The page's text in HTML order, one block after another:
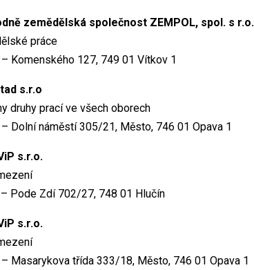
zemědělská společnost ZEMPOL, spol. s r.o.
práce
Komenského 127, 749 01 Vítkov 1
s.r.o
druhy prací ve všech oborech
– Dolní náměstí 305/21, Město, 746 01 Opava 1
s.r.o.
Pode Zdí 702/27, 748 01 Hlučín
s.r.o.
– Masarykova třída 333/18, Město, 746 01 Opava 1